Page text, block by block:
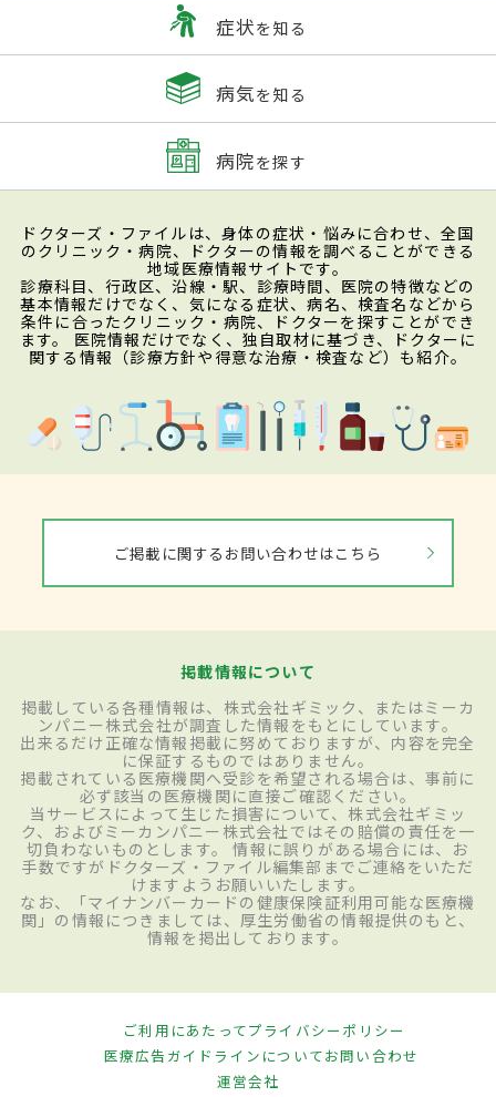
症状を知る
病気を知る
病院を探す
ドクターズ・ファイルは、身体の症状・悩みに合わせ、全国
のクリニック・病院、ドクターの情報を調べることができる
地域医療情報サイトです。
診療科目、行政区、沿線・駅、診療時間、医院の特徴などの
基本情報だけでなく、気になる症状、病名、検査名などから
条件に合ったクリニック・病院、ドクターを探すことができ
ます。 医院情報だけでなく、独自取材に基づき、ドクターに
関する情報（診療方針や得意な治療・検査など）も紹介。
ご掲載に関するお問い合わせはこちら
掲載情報について
掲載している各種情報は、株式会社ギミック、またはミーカ
ンパニー株式会社が調査した情報をもとにしています。
出来るだけ正確な情報掲載に努めておりますが、内容を完全
に保証するものではありません。
掲載されている医療機関へ受診を希望される場合は、事前に
必ず該当の医療機関に直接ご確認ください。
当サービスによって生じた損害について、株式会社ギミッ
ク、およびミーカンパニー株式会社ではその賠償の責任を一
切負わないものとします。 情報に誤りがある場合には、お
手数ですがドクターズ・ファイル編集部までご連絡をいただ
けますようお願いいたします。
なお、「マイナンバーカードの健康保険証利用可能な医療機
関」の情報につきましては、厚生労働省の情報提供のもと、
情報を掲出しております。
ご利用にあたってプライバシーポリシー
医療広告ガイドラインについてお問い合わせ
運営会社